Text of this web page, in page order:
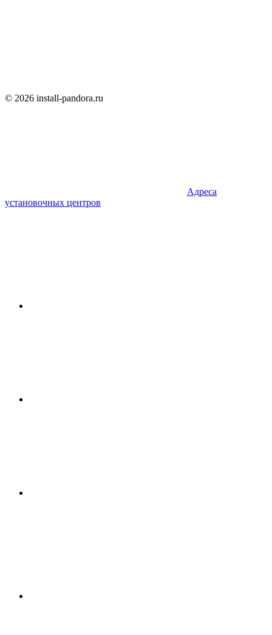
© 2026 install-pandora.ru
Адреса
установочных центров